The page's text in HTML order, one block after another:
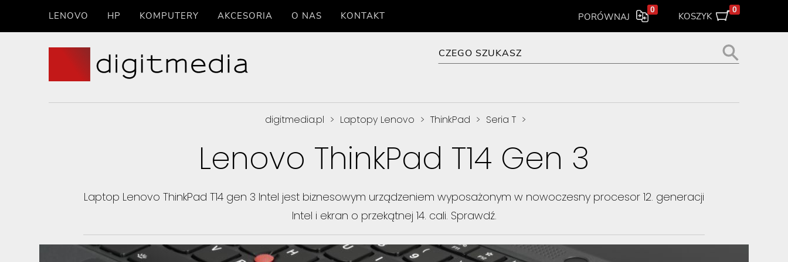
LENOVO HP KOMPUTERY AKCESORIA O NAS KONTAKT PORÓWNAJ
0
KOSZYK
0
digitmedia.pl > Laptopy Lenovo > ThinkPad > Seria T >
Lenovo ThinkPad T14 Gen 3
Laptop Lenovo ThinkPad T14 gen 3 Intel jest biznesowym urządzeniem wyposażonym w nowoczesny procesor 12. generacji
Intel i ekran o przekątnej 14. cali. Sprawdź.